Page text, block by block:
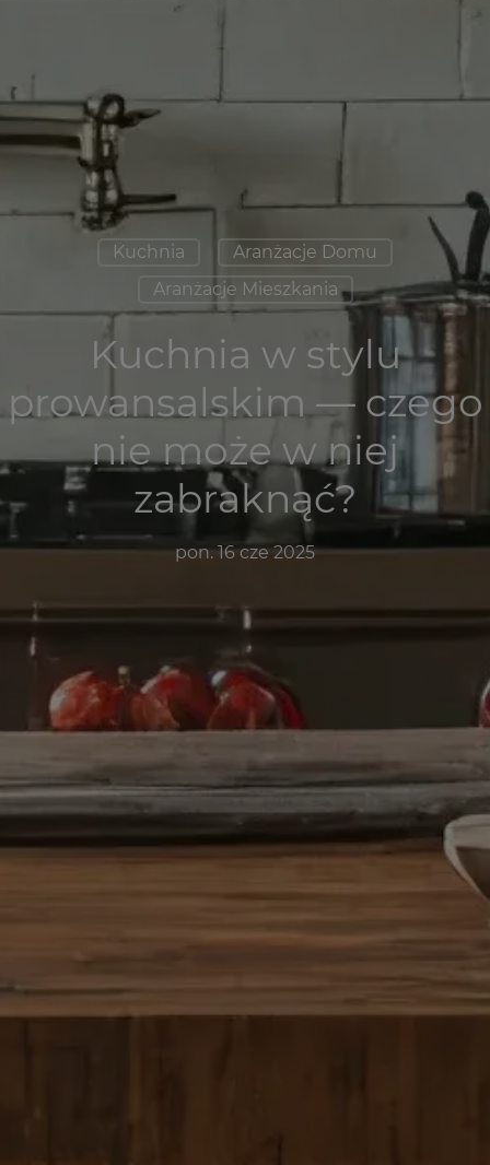
Kuchnia
Aranżacje Domu
Aranżacje Mieszkania
Kuchnia w stylu
prowansalskim — czego
nie może w niej
zabraknąć?
pon. 16 cze 2025